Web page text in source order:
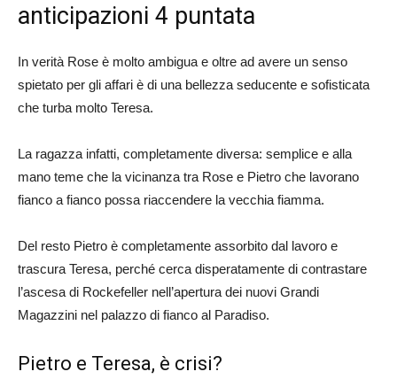
anticipazioni 4 puntata
In verità Rose è molto ambigua e oltre ad avere un senso
spietato per gli affari è di una bellezza seducente e sofisticata
che turba molto Teresa.
La ragazza infatti, completamente diversa: semplice e alla
mano teme che la vicinanza tra Rose e Pietro che lavorano
fianco a fianco possa riaccendere la vecchia fiamma.
Del resto Pietro è completamente assorbito dal lavoro e
trascura Teresa, perché cerca disperatamente di contrastare
l’ascesa di Rockefeller nell’apertura dei nuovi Grandi
Magazzini nel palazzo di fianco al Paradiso.
Pietro e Teresa, è crisi?